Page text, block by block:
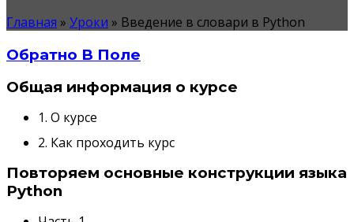
Главная » Уроки » Введение в словари в Python
Обратно В Поле
Общая информация о курсе
1. О курсе
2. Как проходить курс
Повторяем основные конструкции языка
Python